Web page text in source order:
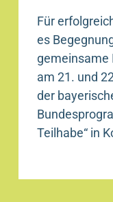
Für
es
gemeinsame
am 21. und
der
Teilhabe“ in